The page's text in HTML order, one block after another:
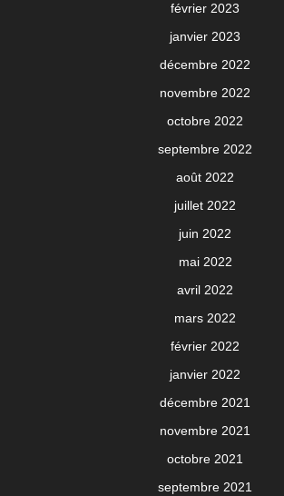
février 2023
janvier 2023
décembre 2022
novembre 2022
octobre 2022
septembre 2022
août 2022
juillet 2022
juin 2022
mai 2022
avril 2022
mars 2022
février 2022
janvier 2022
décembre 2021
novembre 2021
octobre 2021
septembre 2021